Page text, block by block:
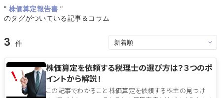
" 株価算定報告書 "
のタグがついている記事＆コラム
3
株価算定を依頼する税理士の選び方は？３つのポ
イントから解説！
この記事でわかること 株価算定を依頼する株主の見つけ